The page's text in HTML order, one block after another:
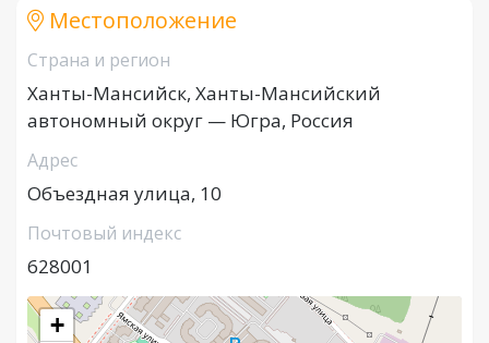
Местоположение
Страна и регион
Ханты-Мансийск, Ханты-Мансийский
автономный округ — Югра, Россия
Адрес
Объездная улица, 10
Почтовый индекс
628001
+